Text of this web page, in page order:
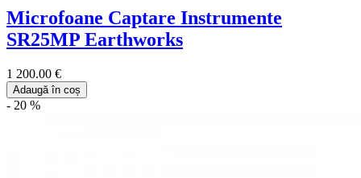
Microfoane Captare Instrumente
SR25MP Earthworks
1 200.00 €
Adaugă în coș
- 20 %